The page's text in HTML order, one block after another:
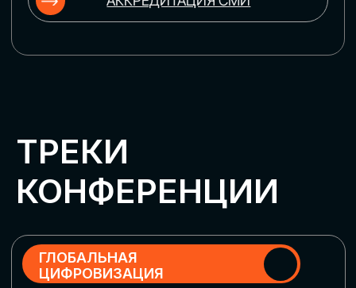
ЦИФРОВИЗАЦИЯ
МАРКЕТИНГА И ПРОДАЖ
Обменяемся опытом, какие ИИ-решения
в маркетинге и продажах наиболее
рекламными кампаниями показывают
наибольшую эффективность
ЦИФРОВИЗАЦИЯ
КЛИЕНТСКОГО СЕРВИСА
Разберем кейсы в сфере цифровизации